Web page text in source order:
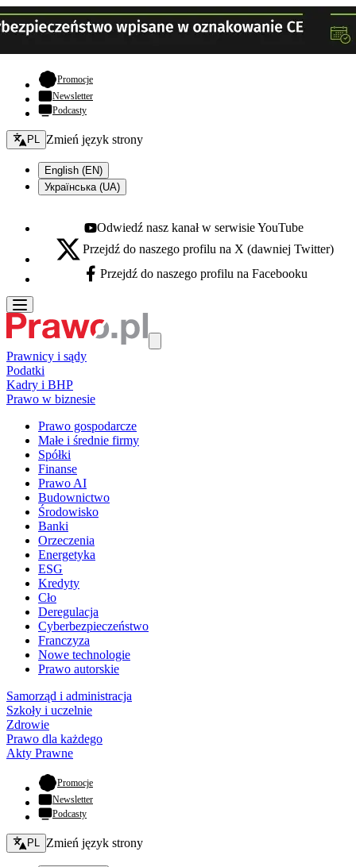
Promocje- otwiera się w nowej karcie
Newsletter
Podcasty
Zmień język - bieżący:
PL Zmień język strony
English (EN)
Українська (UA)
Youtube - otwiera się w nowej karcie
Odwiedź nasz kanał w serwisie YouTube
X - otwiera się w nowej karcie
Przejdź do naszego profilu na X (dawniej Twitter)
Facebook - otwiera się w nowej karcie
Przejdź do naszego profilu na Facebooku
Prawnicy i sądy
Podatki
Kadry i BHP
Prawo w biznesie
Prawo gospodarcze
Małe i średnie firmy
Spółki
Finanse
Prawo AI
Budownictwo
Środowisko
Banki
Orzeczenia
Energetyka
ESG
Kredyty
Cło
Deregulacja
Cyberbezpieczeństwo
Franczyza
Nowe technologie
Prawo autorskie
Samorząd i administracja
Szkoły i uczelnie
Zdrowie
Prawo dla każdego
Akty Prawne
Promocje- otwiera się w nowej karcie
Newsletter
Podcasty
Zmień język - bieżący:
PL Zmień język strony